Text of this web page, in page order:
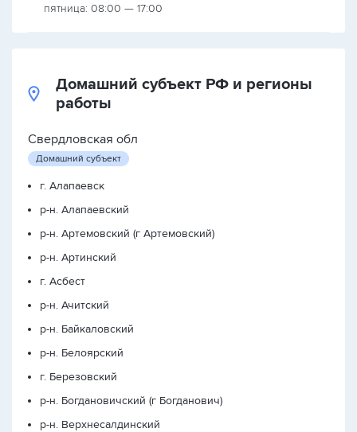
пятница: 08:00 — 17:00
Домашний субъект РФ и регионы
работы
Свердловская обл
Домашний субъект
г. Алапаевск
р-н. Алапаевский
р-н. Артемовский (г Артемовский)
р-н. Артинский
г. Асбест
р-н. Ачитский
р-н. Байкаловский
р-н. Белоярский
г. Березовский
р-н. Богдановичский (г Богданович)
р-н. Верхнесалдинский